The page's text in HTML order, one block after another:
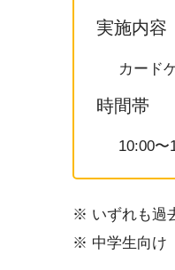
実施内容
カード
時間帯
10:00〜
※ いずれも過
※ 中学生向け